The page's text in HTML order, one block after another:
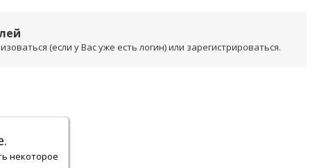
(если у Вас уже есть логин) или зарегистрироваться.
некоторое